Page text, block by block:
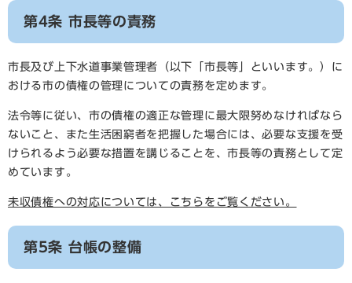
第4条 市長等の責務
市長及び上下水道事業管理者（以下「市長等」といいます。）に
おける市の債権の管理についての責務を定めます。
法令等に従い、市の債権の適正な管理に最大限努めなければなら
ないこと、また生活困窮者を把握した場合には、必要な支援を受
けられるよう必要な措置を講じることを、市長等の責務として定
めています。
未収債権への対応については、こちらをご覧ください。
第5条 台帳の整備